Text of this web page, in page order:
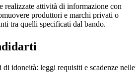
realizzate attività di informazione con
produttori e marchi privati o
tra quelli specificati dal bando.
di idoneità: leggi requisiti e scadenze nelle